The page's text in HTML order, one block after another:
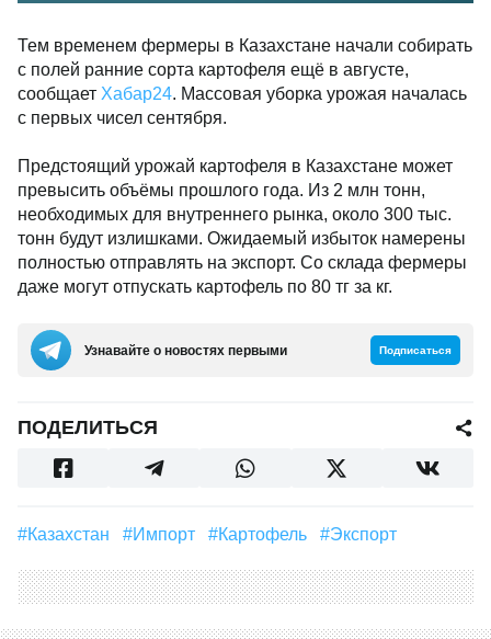
Тем временем фермеры в Казахстане начали собирать
с полей ранние сорта картофеля ещё в августе,
сообщает Хабар24. Массовая уборка урожая началась
c первых чисел сентября.
Предстоящий урожай картофеля в Казахстане может
превысить объёмы прошлого года. Из 2 млн тонн,
необходимых для внутреннего рынка, около 300 тыс.
тонн будут излишками. Ожидаемый избыток намерены
полностью отправлять на экспорт. Со склада фермеры
даже могут отпускать картофель по 80 тг за кг.
Узнавайте о новостях первыми Подписаться
ПОДЕЛИТЬСЯ
#Казахстан #импорт #картофель #экспорт